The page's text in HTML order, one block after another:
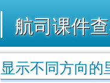
航司课件
显示不同方向